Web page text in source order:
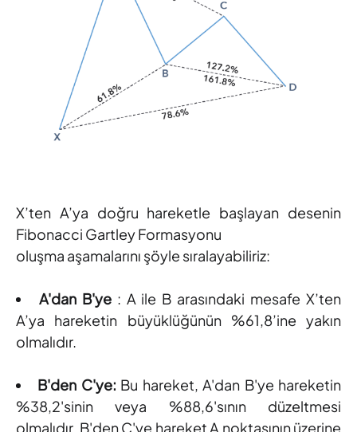
X’ten A’ya doğru hareketle başlayan desenin
Fibonacci Gartley Formasyonu
oluşma aşamalarını şöyle sıralayabiliriz:
A'dan B'ye: A ile B arasındaki mesafe X’ten
A’ya hareketin büyüklüğünün %61,8’ine yakın
olmalıdır.
B'den C'ye: Bu hareket, A'dan B'ye hareketin
%38,2'sinin veya %88,6'sının düzeltmesi
olmalıdır. B'den C'ye hareket A noktasının üzerine